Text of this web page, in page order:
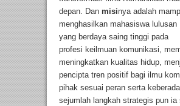
depan. Dan misinya adalah
menghasilkan mahasiswa lulusan
yang berdaya saing tinggi pada
profesi keilmuan komunikasi,
meningkatkan kualitas hidup,
pencipta tren positif bagi ilmu
pihak sesuai peran serta
sejumlah langkah strategis pun ia